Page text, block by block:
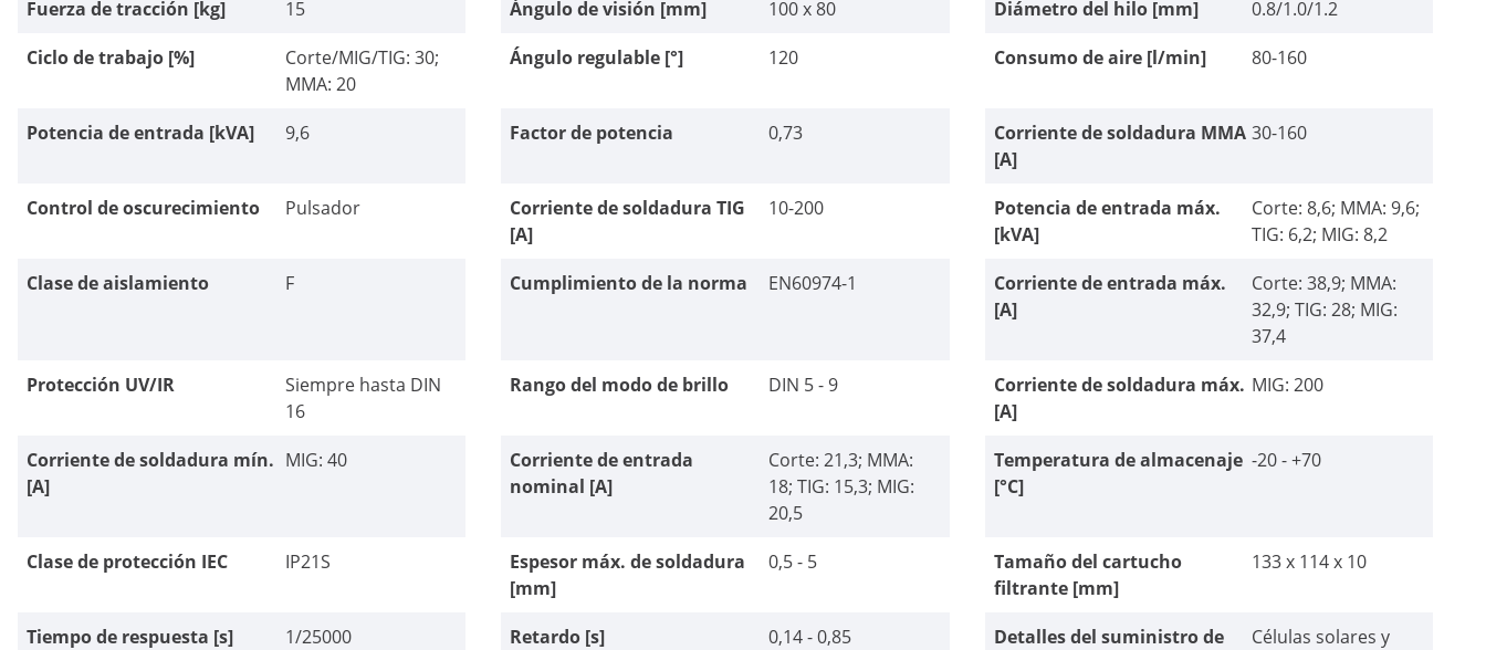
Fuerza de tracción [kg] 15 Ángulo de visión [mm] 100 x 80 Diámetro del hilo [mm]
0.8/1.0/1.2
Ciclo de trabajo [%]
Corte/MIG/TIG: 30;
MMA: 20
Ángulo regulable [°] 120 Consumo de aire [l/min] 80-160
Potencia de entrada [kVA] 9,6 Factor de potencia 0,73
Corriente de soldadura MMA
[A]
30-160
Control de oscurecimiento Pulsador
Corriente de soldadura TIG
[A]
10-200
Potencia de entrada máx.
[kVA]
Corte: 8,6; MMA: 9,6;
TIG: 6,2; MIG: 8,2
Clase de aislamiento
F Cumplimiento de la norma EN60974-1
Corriente de entrada máx.
[A]
Corte: 38,9; MMA:
32,9; TIG: 28; MIG:
37,4
Protección UV/IR
Siempre hasta DIN
16
Rango del modo de brillo DIN 5 - 9
Corriente de soldadura máx.
[A]
MIG: 200
Corriente de soldadura mín.
[A]
MIG: 40
Corriente de entrada
nominal [A]
Corte: 21,3; MMA:
18; TIG: 15,3; MIG:
20,5
Temperatura de almacenaje
[°C]
-20 - +70
Clase de protección IEC IP21S
Espesor máx. de soldadura
[mm]
0,5 - 5
Tamaño del cartucho
filtrante [mm]
133 x 114 x 10
Tiempo de respuesta [s] 1/25000 Retardo [s] 0,14 - 0,85
Detalles del suministro de
Células solares y